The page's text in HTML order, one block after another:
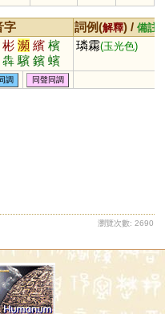
字 詞例(解釋) / 備註
彬 瀕 繽 檳
犇 驞 鑌 蠙
渀 汃 椕 礗
璘霦(玉光色)
調 同聲同調
瀏覽次數: 2690